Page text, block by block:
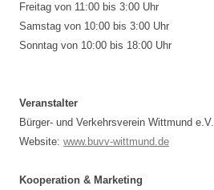
Freitag von 11:00 bis 3:00 Uhr
Samstag von 10:00 bis 3:00 Uhr
Sonntag von 10:00 bis 18:00 Uhr
Veranstalter
Bürger- und Verkehrsverein Wittmund e.V.
Website: www.buvv-wittmund.de
Kooperation & Marketing